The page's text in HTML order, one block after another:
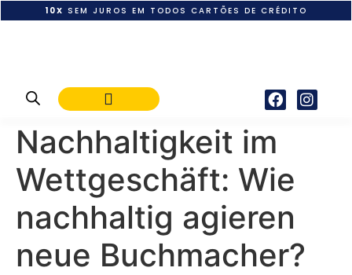
10X SEM JUROS EM TODOS CARTÕES DE CRÉDITO
Nachhaltigkeit im
Wettgeschäft: Wie
nachhaltig agieren
neue Buchmacher?